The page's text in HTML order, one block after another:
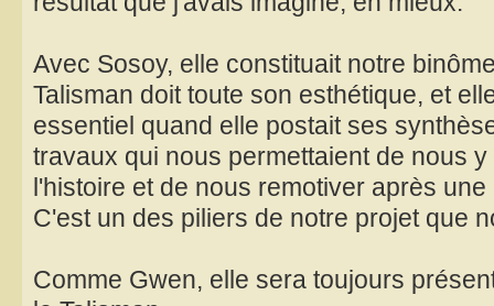
Avec Sosoy, elle constituait notre
Talisman doit toute son esthétique, et
essentiel quand elle postait ses
travaux qui nous permettaient de nous
l'histoire et de nous remotiver après
C'est un des piliers de notre projet que
Comme Gwen, elle sera toujours